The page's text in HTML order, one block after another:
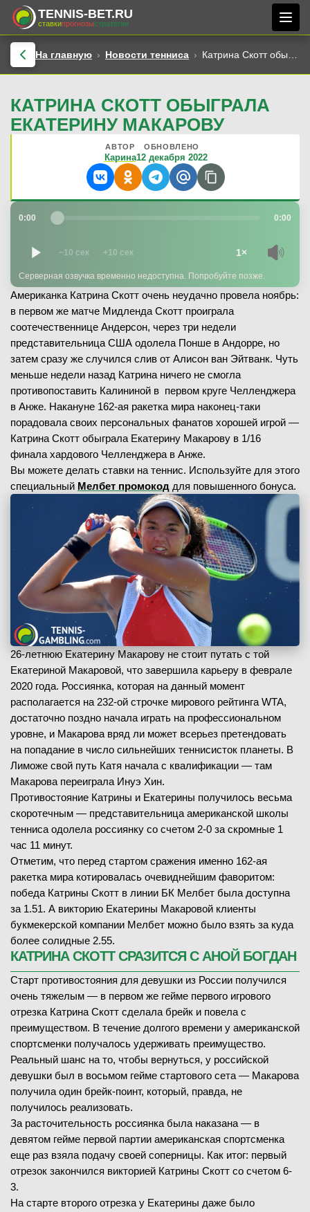
TENNIS-BET.RU
ставкипрогнозыстратегии
На главную Новости тенниса Катрина Скотт обыграла Екатерину Макарову
КАТРИНА СКОТТ ОБЫГРАЛА
ЕКАТЕРИНУ МАКАРОВУ
АВТОР
Карина
ОБНОВЛЕНО
12 декабря 2022
0:00 0:00
−10 сек +10 сек 1×
Серверная озвучка временно недоступна. Попробуйте позже.
Американка Катрина Скотт очень неудачно провела ноябрь:
в первом же матче Мидленда Скотт проиграла
соотечественнице Андерсон, через три недели
представительница США одолела Понше в Андорре, но
затем сразу же случился слив от Алисон ван Эйтванк. Чуть
меньше недели назад Катрина ничего не смогла
противопоставить Калининой в первом круге Челленджера
в Анже. Накануне 162-ая ракетка мира наконец-таки
порадовала своих персональных фанатов хорошей игрой —
Катрина Скотт обыграла Екатерину Макарову в 1/16
финала хардового Челленджера в Анже.
Вы можете делать ставки на теннис. Используйте для этого
специальный Мелбет промокод для повышенного бонуса.
26-летнюю Екатерину Макарову не стоит путать с той
Екатериной Макаровой, что завершила карьеру в феврале
2020 года. Россиянка, которая на данный момент
располагается на 232-ой строчке мирового рейтинга WTA,
достаточно поздно начала играть на профессиональном
уровне, и Макарова вряд ли может всерьез претендовать
на попадание в число сильнейших теннисисток планеты. В
Лиможе свой путь Катя начала с квалификации — там
Макарова переиграла Инуэ Хин.
Противостояние Катрины и Екатерины получилось весьма
скоротечным — представительница американской школы
тенниса одолела россиянку со счетом 2-0 за скромные 1
час 11 минут.
Отметим, что перед стартом сражения именно 162-ая
ракетка мира котировалась очевиднейшим фаворитом:
победа Катрины Скотт в линии БК Мелбет была доступна
за 1.51. А викторию Екатерины Макаровой клиенты
букмекерской компании Мелбет можно было взять за куда
более солидные 2.55.
КАТРИНА СКОТТ СРАЗИТСЯ С АНОЙ БОГДАН
Старт противостояния для девушки из России получился
очень тяжелым — в первом же гейме первого игрового
отрезка Катрина Скотт сделала брейк и повела с
преимуществом. В течение долгого времени у американской
спортсменки получалось удерживать преимущество.
Реальный шанс на то, чтобы вернуться, у российской
девушки был в восьмом гейме стартового сета — Макарова
получила один брейк-поинт, который, правда, не
получилось реализовать.
За расточительность россиянка была наказана — в
девятом гейме первой партии американская спортсменка
еще раз взяла подачу своей соперницы. Как итог: первый
отрезок закончился викторией Катрины Скотт со счетом 6-
3.
На старте второго отрезка у Екатерины даже было